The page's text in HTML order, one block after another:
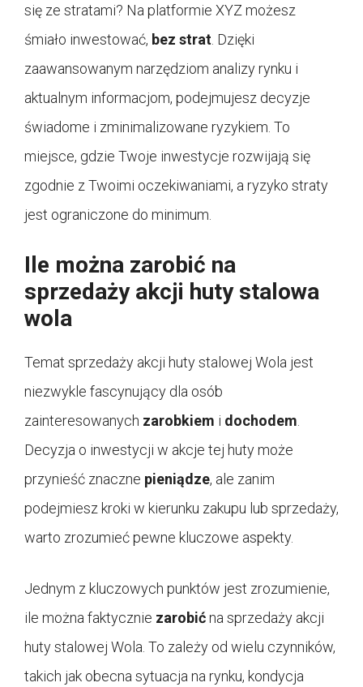
się ze stratami? Na platformie XYZ możesz
śmiało inwestować, bez strat . Dzięki
zaawansowanym narzędziom analizy rynku i
aktualnym informacjom, podejmujesz decyzje
świadome i zminimalizowane ryzykiem. To
miejsce, gdzie Twoje inwestycje rozwijają się
zgodnie z Twoimi oczekiwaniami, a ryzyko straty
jest ograniczone do minimum.
Ile można zarobić na
sprzedaży akcji huty stalowa
wola
Temat sprzedaży akcji huty stalowej Wola jest
niezwykle fascynujący dla osób
zainteresowanych zarobkiem i dochodem
Decyzja o inwestycji w akcje tej huty może
przynieść znaczne pieniądze, ale zanim
podejmiesz kroki w kierunku zakupu lub sprzedaży,
warto zrozumieć pewne kluczowe aspekty.
Jednym z kluczowych punktów jest zrozumienie,
ile można faktycznie zarobićna sprzedaży akcji
huty stalowej Wola. To zależy od wielu czynników,
takich jak obecna sytuacja na rynku, kondycja